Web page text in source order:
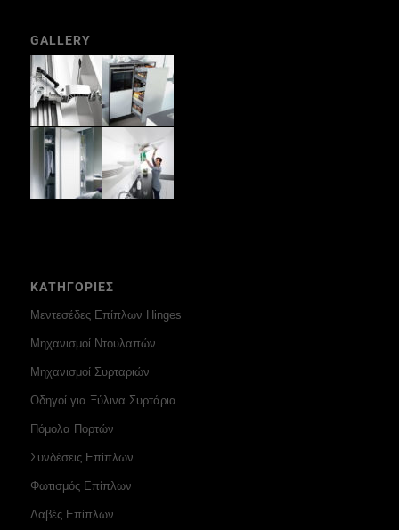
GALLERY
ΚΑΤΗΓΟΡΙΕΣ
Μεντεσέδες Επίπλων Hinges
Μηχανισμοί Ντουλαπών
Μηχανισμοί Συρταριών
Οδηγοί για Ξύλινα Συρτάρια
Πόμολα Πορτών
Συνδέσεις Επίπλων
Φωτισμός Επίπλων
Λαβές Επίπλων